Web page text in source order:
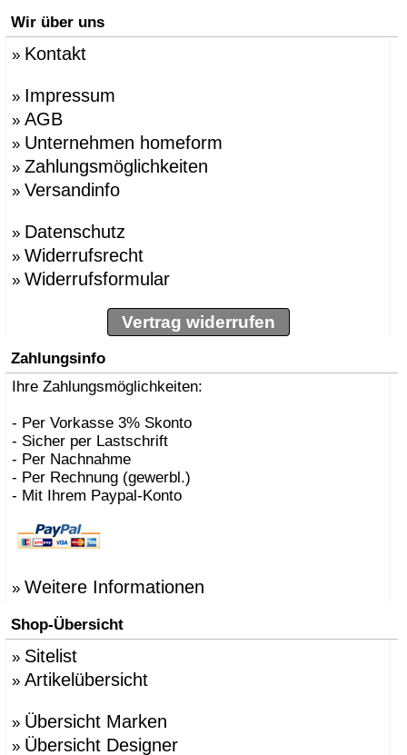
Wir über uns
» Kontakt
» Impressum
» AGB
» Unternehmen homeform
» Zahlungsmöglichkeiten
» Versandinfo
» Datenschutz
» Widerrufsrecht
» Widerrufsformular
Vertrag widerrufen
Zahlungsinfo
Ihre Zahlungsmöglichkeiten:
- Per Vorkasse 3% Skonto
- Sicher per Lastschrift
- Per Nachnahme
- Per Rechnung (gewerbl.)
- Mit Ihrem Paypal-Konto
» Weitere Informationen
Shop-Übersicht
» Sitelist
» Artikelübersicht
» Übersicht Marken
» Übersicht Designer